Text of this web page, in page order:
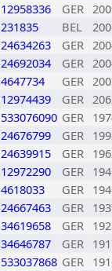
12958336 GER
231835 BEL
24634263 GER
24692034 GER
4647734 GER
12974439 GER
533076090 GER
24676799 GER
24639915 GER
12972290 GER
4618033 GER
24667463 GER
34619658 GER
34646787 GER
533037868 GER